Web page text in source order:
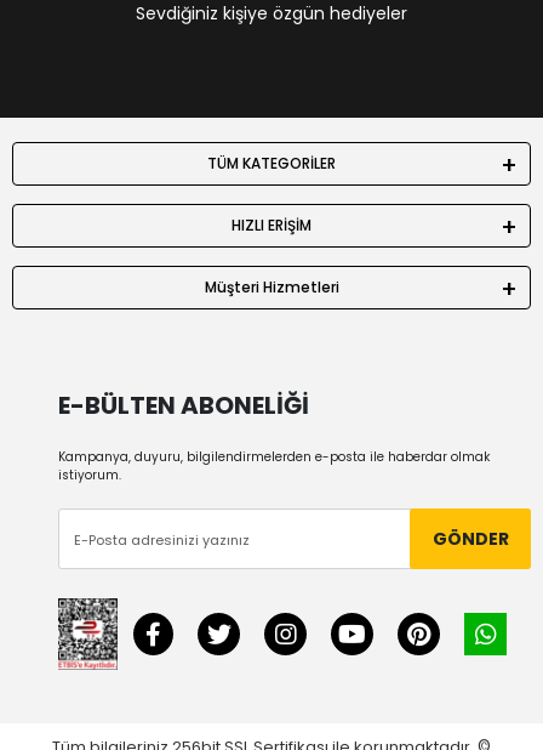
Sevdiğiniz kişiye özgün hediyeler
TÜM KATEGORİLER
HIZLI ERİŞİM
Müşteri Hizmetleri
E-BÜLTEN ABONELİĞİ
Kampanya, duyuru, bilgilendirmelerden e-posta ile haberdar olmak
istiyorum.
GÖNDER